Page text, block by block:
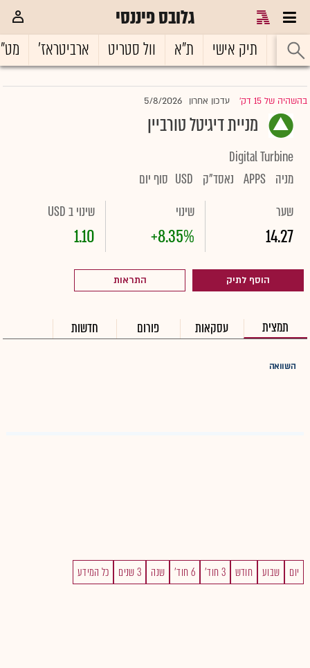
גלובס פיננסי
ראשי תיק אישי ת"א וול סטריט ארביטראז'
בהשהיה של 15 דק' |עדכון אחרון 5/8/2026
מניית דיגיטל טורביין
Digital Turbine
מניה APPS נאסד"ק USD סוף יום
שער
14.27
שינוי
+8.35%
שינוי ב USD
1.10
הוסף לתיק התראות
תמצית עסקאות פורום חדשות
השוואה
יום שבוע חודש 3 חוד' 6 חוד' שנה 3 שנים כל המידע